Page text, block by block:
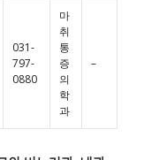
031-
797-
0880
마
취
통
증
의
학
과
–